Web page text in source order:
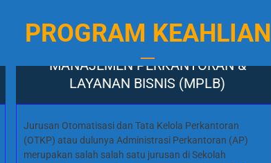
PROGRAM KEAHLIAN
MANAJEMEN PERKANTORAN &
LAYANAN BISNIS (MPLB)
Jurusan Otomatisasi dan Tata Kelola Perkantoran
(OTKP) atau dulunya Administrasi Perkantoran (AP)
merupakan salah salah satu jurusan di Sekolah